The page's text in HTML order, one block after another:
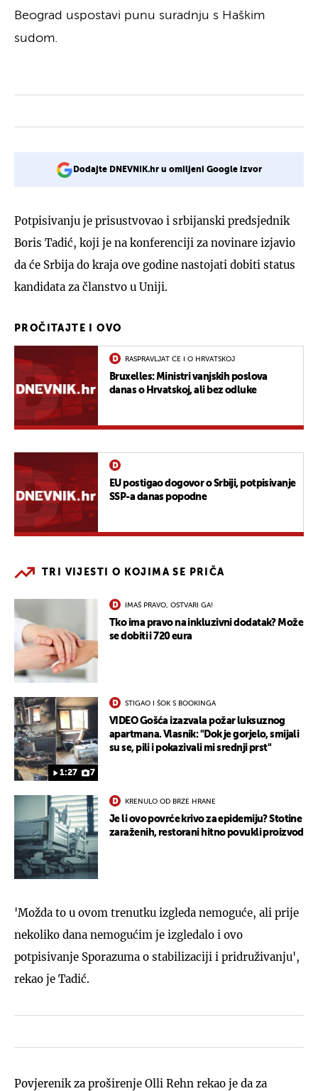
Beograd uspostavi punu suradnju s Haškim
sudom.
Dodajte DNEVNIK.hr u omiljeni Google izvor
Potpisivanju je prisustvovao i srbijanski predsjednik
Boris Tadić, koji je na konferenciji za novinare izjavio
da će Srbija do kraja ove godine nastojati dobiti status
kandidata za članstvo u Uniji.
PROČITAJTE I OVO
RASPRAVLJAT ĆE I O HRVATSKOJ
Bruxelles: Ministri vanjskih poslova
danas o Hrvatskoj, ali bez odluke
EU postigao dogovor o Srbiji, potpisivanje
SSP-a danas popodne
TRI VIJESTI O KOJIMA SE PRIČA
IMAŠ PRAVO, OSTVARI GA!
Tko ima pravo na inkluzivni dodatak? Može
se dobiti i 720 eura
1:27 7
STIGAO I ŠOK S BOOKINGA
VIDEO Gošća izazvala požar luksuznog
apartmana. Vlasnik: "Dok je gorjelo, smijali
su se, pili i pokazivali mi srednji prst"
KRENULO OD BRZE HRANE
Je li ovo povrće krivo za epidemiju? Stotine
zaraženih, restorani hitno povukli proizvod
'Možda to u ovom trenutku izgleda nemoguće, ali prije
nekoliko dana nemogućim je izgledalo i ovo
potpisivanje Sporazuma o stabilizaciji i pridruživanju',
rekao je Tadić.
Povjerenik za proširenje Olli Rehn rekao je da za